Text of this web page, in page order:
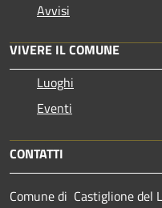
Avvisi
VIVERE IL COMUNE
Luoghi
Eventi
CONTATTI
Comune di Castiglione del